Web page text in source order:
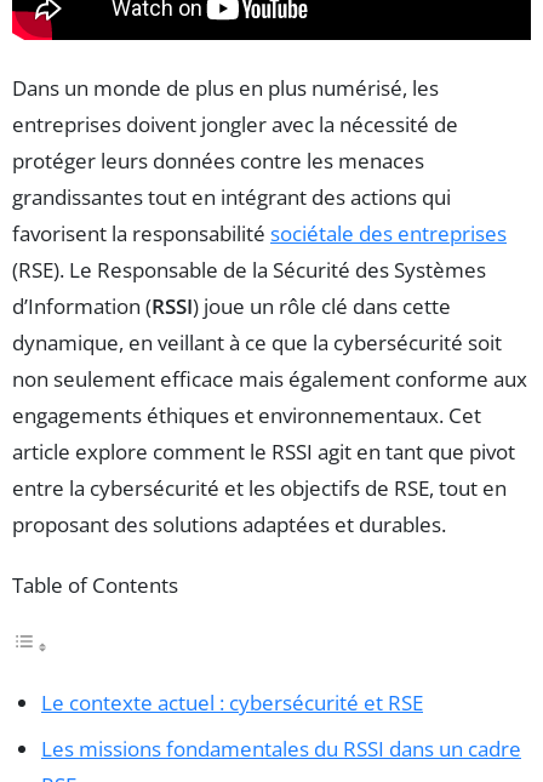
Dans un monde de plus en plus numérisé, les
entreprises doivent jongler avec la nécessité de
protéger leurs données contre les menaces
grandissantes tout en intégrant des actions qui
favorisent la responsabilité sociétale des entreprises
(RSE). Le Responsable de la Sécurité des Systèmes
d’Information (RSSI) joue un rôle clé dans cette
dynamique, en veillant à ce que la cybersécurité soit
non seulement efficace mais également conforme aux
engagements éthiques et environnementaux. Cet
article explore comment le RSSI agit en tant que pivot
entre la cybersécurité et les objectifs de RSE, tout en
proposant des solutions adaptées et durables.
Table of Contents
Le contexte actuel : cybersécurité et RSE
Les missions fondamentales du RSSI dans un cadre